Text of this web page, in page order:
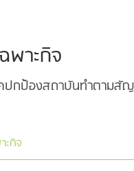
พาะกิจ
ป้องสถาบันทำตามสัญ
ะกิจ